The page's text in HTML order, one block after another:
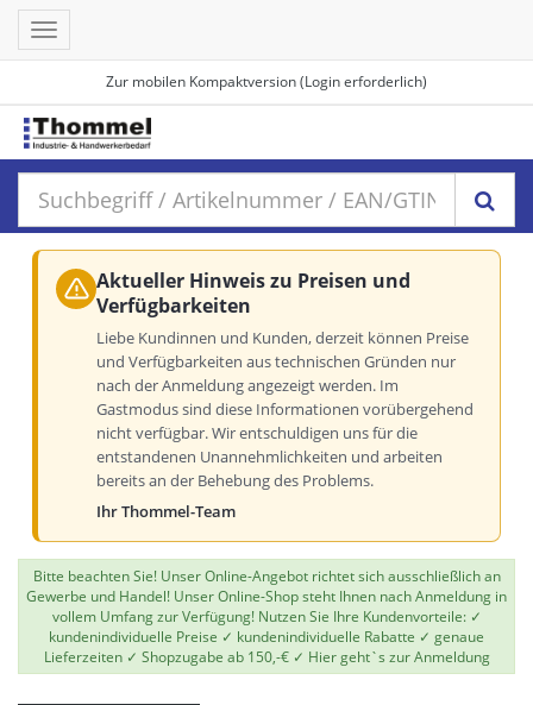
Zur mobilen Kompaktversion (Login erforderlich)
Toggle
navigation
Aktueller Hinweis zu Preisen und
Verfügbarkeiten
Liebe Kundinnen und Kunden, derzeit können Preise
und Verfügbarkeiten aus technischen Gründen nur
nach der Anmeldung angezeigt werden. Im
Gastmodus sind diese Informationen vorübergehend
nicht verfügbar. Wir entschuldigen uns für die
entstandenen Unannehmlichkeiten und arbeiten
bereits an der Behebung des Problems.
Ihr Thommel-Team
Bitte beachten Sie! Unser Online-Angebot richtet sich ausschließlich an
Gewerbe und Handel! Unser Online-Shop steht Ihnen nach Anmeldung in
vollem Umfang zur Verfügung! Nutzen Sie Ihre Kundenvorteile: ✓
kundenindividuelle Preise ✓ kundenindividuelle Rabatte ✓ genaue
Lieferzeiten ✓ Shopzugabe ab 150,-€ ✓ Hier geht`s zur Anmeldung